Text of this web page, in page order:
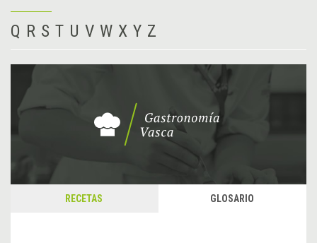
Q R S T U V W X Y Z
RECETAS GLOSARIO